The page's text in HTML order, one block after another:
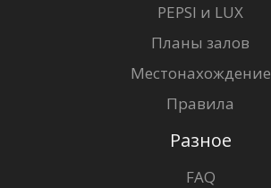
PEPSI и LUX
Планы залов
Местонахождение
Правила
Разное
FAQ